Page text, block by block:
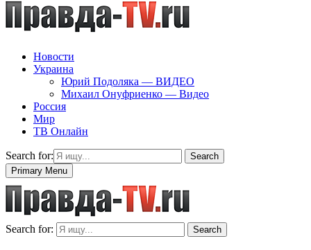
Новости
Украина
Юрий Подоляка — ВИДЕО
Михаил Онуфриенко — Видео
Россия
Мир
ТВ Онлайн
Search for:
Search
Primary Menu
Search for: Search